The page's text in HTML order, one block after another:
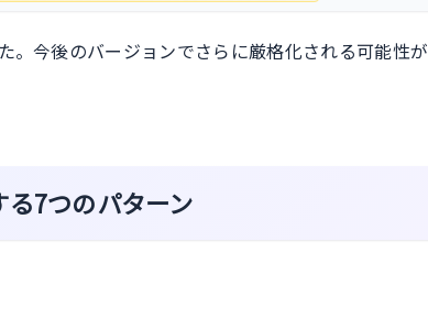
。今後のバージョンでさらに厳格化される可能性が
7つのパターン